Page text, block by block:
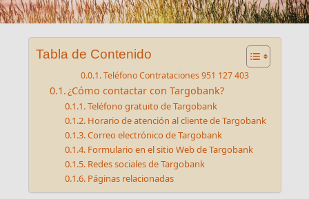
Tabla de Contenido
Teléfono Contrataciones 951 127 403
¿Cómo contactar con Targobank?
Teléfono gratuito de Targobank
Horario de atención al cliente de Targobank
Correo electrónico de Targobank
Formulario en el sitio Web de Targobank
Redes sociales de Targobank
Páginas relacionadas